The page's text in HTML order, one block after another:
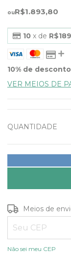
R$1.893,80
10 x de
10% de desconto
VER MEIOS DE
QUANTIDADE
Entregas para o
Meios de
Não sei meu CEP